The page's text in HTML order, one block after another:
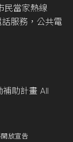
當家熱線
服務，公共電
助計畫 All
放宣告